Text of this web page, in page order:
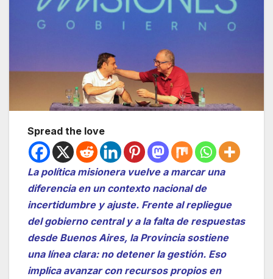
Spread the love
La política misionera vuelve a marcar una
diferencia en un contexto nacional de
incertidumbre y ajuste. Frente al repliegue
del gobierno central y a la falta de respuestas
desde Buenos Aires, la Provincia sostiene
una línea clara: no detener la gestión. Eso
implica avanzar con recursos propios en